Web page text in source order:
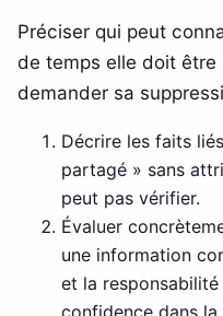
Préciser qui peut
de temps elle doit
demander sa
Décrire les faits
partagé » sans
peut pas vérifier.
Évaluer
une information
et la